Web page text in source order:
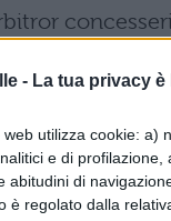
- La tua privacy
utilizza cookie: a)
e di
abitudini di
è regolato dalla
cose avrai
pensi